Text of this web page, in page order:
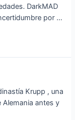
DarkMAD
por …
Krupp , una
Alemania antes y